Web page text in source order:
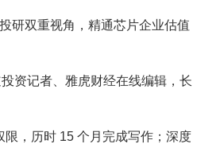
研双重视角，精通芯片企业估值
资记者、雅虎财经在线编辑，长
，历时 15 个月完成写作；深度